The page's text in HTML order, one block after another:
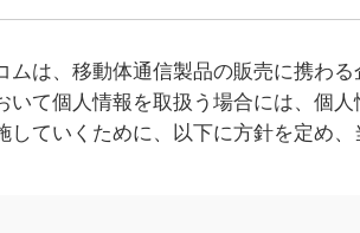
ムは、移動体通信製品の販売に携わ
いて個人情報を取扱う場合には、個
していくために、以下に方針を定め